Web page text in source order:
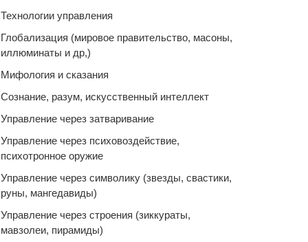
Технологии управления
Глобализация (мировое правительство, масоны,
иллюминаты и др,)
Мифология и сказания
Сознание, разум, искусственный интеллект
Управление через затваривание
Управление через психовоздействие,
психотронное оружие
Управление через символику (звезды, свастики,
руны, мангедавиды)
Управление через строения (зиккураты,
мавзолеи, пирамиды)